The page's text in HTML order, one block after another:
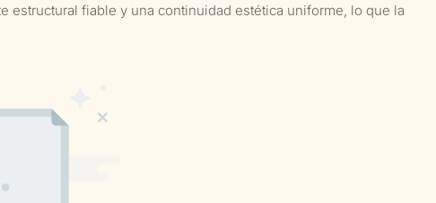
estructural fiable y una continuidad estética uniforme, lo que la